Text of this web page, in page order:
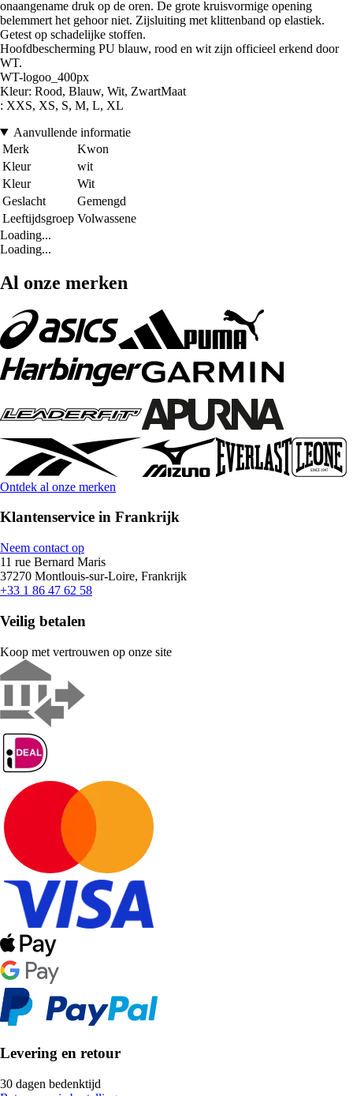
onaangename druk op de oren. De grote kruisvormige opening
belemmert het gehoor niet. Zijsluiting met klittenband op elastiek.
Getest op schadelijke stoffen.
Hoofdbescherming PU blauw, rood en wit zijn officieel erkend door
WT.
WT-logoo_400px
Kleur: Rood, Blauw, Wit, ZwartMaat
: XXS, XS, S, M, L, XL
Aanvullende informatie
Merk
Kwon
Kleur
wit
Kleur
Wit
Geslacht
Gemengd
Leeftijdsgroep Volwassene
Loading...
Loading...
Al onze merken
Ontdek al onze merken
Klantenservice in Frankrijk
Neem contact op
11 rue Bernard Maris
37270 Montlouis-sur-Loire, Frankrijk
+33 1 86 47 62 58
Veilig betalen
Koop met vertrouwen op onze site
Levering en retour
30 dagen bedenktijd